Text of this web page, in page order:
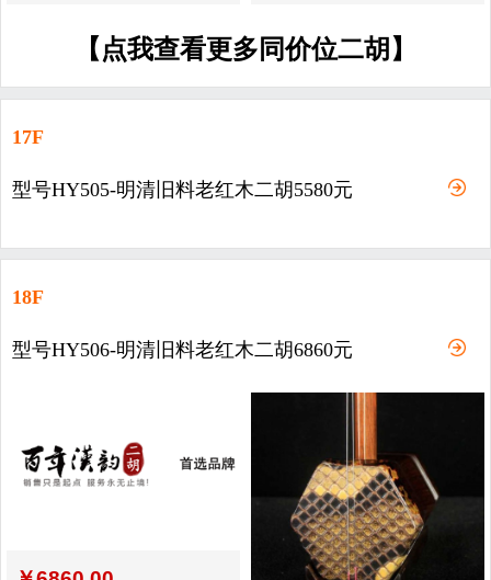
【点我查看更多同价位二胡】
17F
型号HY505-明清旧料老红木二胡5580元
18F
型号HY506-明清旧料老红木二胡6860元